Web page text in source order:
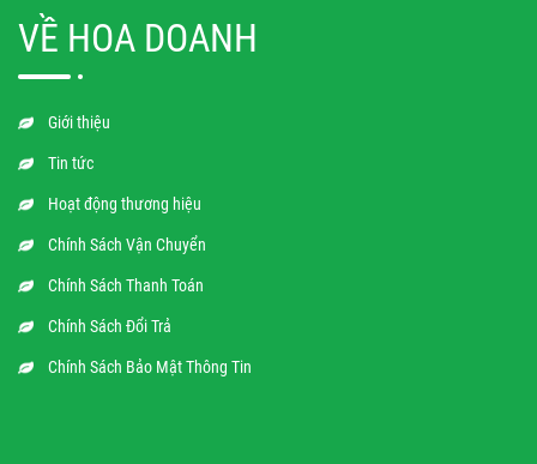
VỀ HOA DOANH
Giới thiệu
Tin tức
Hoạt động thương hiệu
Chính Sách Vận Chuyển
Chính Sách Thanh Toán
Chính Sách Đổi Trả
Chính Sách Bảo Mật Thông Tin